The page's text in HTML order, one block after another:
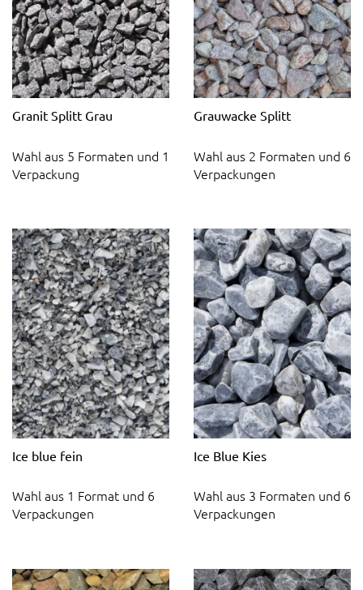
Granit Splitt Grau
Wahl aus 5 Formaten und 1
Verpackung
Grauwacke Splitt
Wahl aus 2 Formaten und 6
Verpackungen
Ice blue fein
Wahl aus 1 Format und 6
Verpackungen
Ice Blue Kies
Wahl aus 3 Formaten und 6
Verpackungen